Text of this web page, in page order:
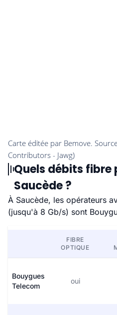
Quels débits
Saucède ?
À Saucède, les opérateurs
(jusqu'à 8 Gb/s) sont
FIBRE
OPTIQUE
Bouygues
Telecom
oui